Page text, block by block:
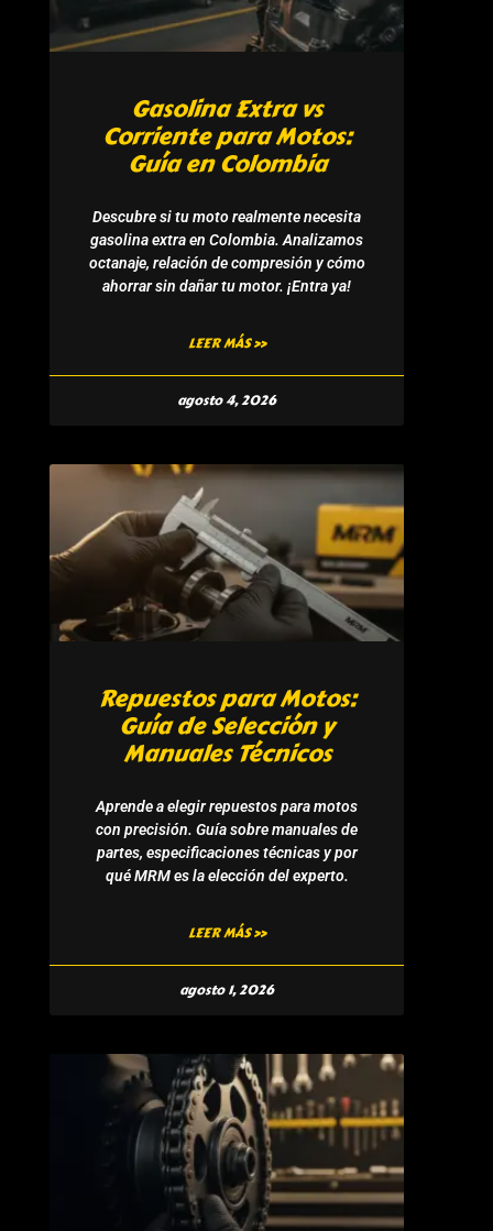
Gasolina Extra vs
Corriente para Motos:
Guía en Colombia
Descubre si tu moto realmente necesita
gasolina extra en Colombia. Analizamos
octanaje, relación de compresión y cómo
ahorrar sin dañar tu motor. ¡Entra ya!
LEER MÁS »
agosto 4, 2026
Repuestos para Motos:
Guía de Selección y
Manuales Técnicos
Aprende a elegir repuestos para motos
con precisión. Guía sobre manuales de
partes, especificaciones técnicas y por
qué MRM es la elección del experto.
LEER MÁS »
agosto 1, 2026